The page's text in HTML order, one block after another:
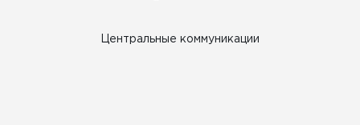
Центральные коммуникации